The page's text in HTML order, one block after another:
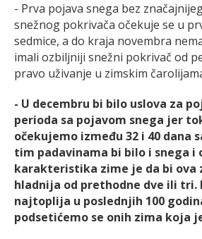
- Prva pojava snega bez
snežnog pokrivača očekuje se u
sedmice, a do kraja novembra
imali ozbiljniji snežni pokrivač od
pravo uživanje u zimskim
- U decembru bi bilo uslova za
perioda sa pojavom snega jer
očekujemo između 32 i 40 dana
tim padavinama bi bilo i snega i
karakteristika zime je da bi ova
hladnija od prethodne dve ili tri.
najtoplija u poslednjih 100
podsetićemo se onih zima koja